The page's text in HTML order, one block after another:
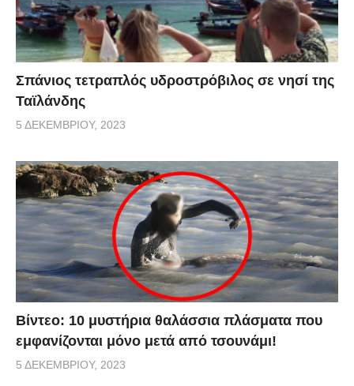
Σπάνιος τετραπλός υδροστρόβιλος σε νησί της
Ταϊλάνδης
5 ΔΕΚΕΜΒΡΊΟΥ, 2023
Βίντεο: 10 μυστήρια θαλάσσια πλάσματα που
εμφανίζονται μόνο μετά από τσουνάμι!
5 ΔΕΚΕΜΒΡΊΟΥ, 2023